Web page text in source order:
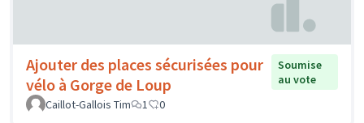
Ajouter des places sécurisées pour
vélo à Gorge de Loup
Soumise
au vote
Caillot-Gallois Tim
1 0